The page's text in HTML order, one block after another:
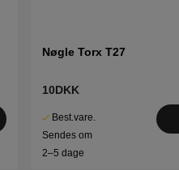
Nøgle Torx T27
10DKK
Best.vare.
Sendes om
2–5 dage